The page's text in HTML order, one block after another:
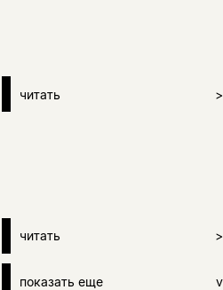
читать >
читать >
показать еще v